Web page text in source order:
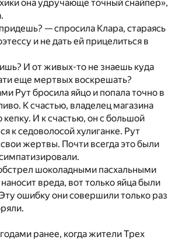
она удручающе точный снайпер»,
— спросила Клара, стараясь
и не дать ей прицелиться в
И от живых-то не знаешь куда
еще мертвых воскрешать?
Рут бросила яйцо и попала точно в
К счастью, владелец магазина
И к счастью, он с большой
к седоволосой хулиганке. Рут
жертвы. По­чти всегда это были
шоколадными пасхальными
вреда, вот только яйца были
ошибку они совершили только раз
ранее, когда жители Трех